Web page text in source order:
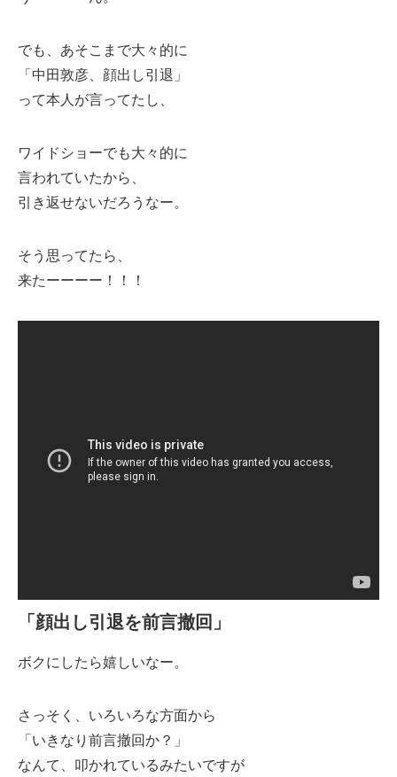
でも、あそこまで大々的に
「中田敦彦、顔出し引退」
って本人が言ってたし、
ワイドショーでも大々的に
言われていたから、
引き返せないだろうなー。
そう思ってたら、
来たーーーー！！！
「顔出し引退を前言撤回」
ボクにしたら嬉しいなー。
さっそく、いろいろな方面から
「いきなり前言撤回か？」
なんて、叩かれているみたいですが